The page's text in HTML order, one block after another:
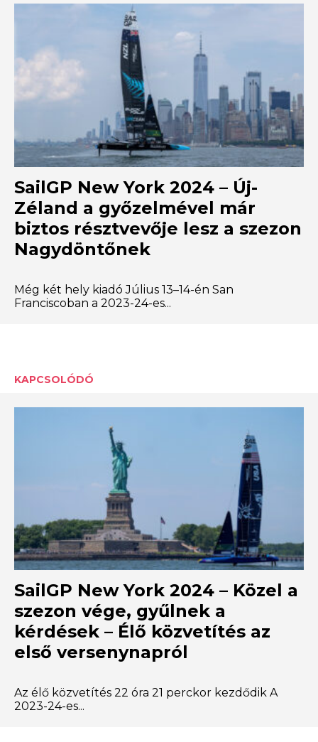
SailGP New York 2024 – Új-
Zéland a győzelmével már
biztos résztvevője lesz a szezon
Nagydöntőnek
Még két hely kiadó Július 13–14-én San
Franciscoban a 2023-24-es...
KAPCSOLÓDÓ
SailGP New York 2024 – Közel a
szezon vége, gyűlnek a
kérdések – Élő közvetítés az
első versenynapról
Az élő közvetítés 22 óra 21 perckor kezdődik A
2023-24-es...